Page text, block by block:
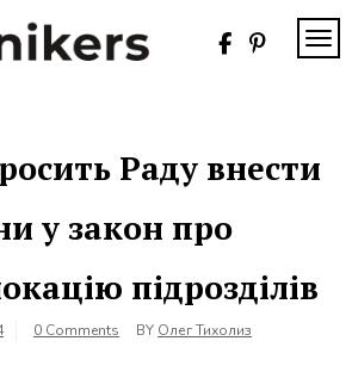
Раду внести
у закон про
підрозділів
0 Comments BY Олег Тихолиз